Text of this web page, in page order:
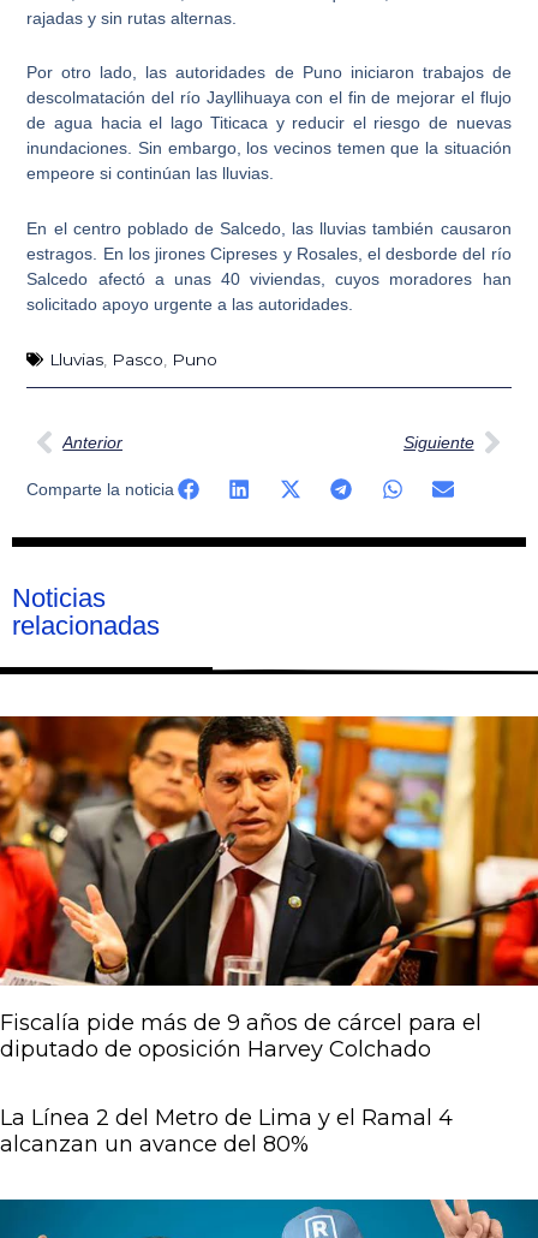
rajadas y sin rutas alternas.
Por otro lado, las autoridades de Puno iniciaron trabajos de
descolmatación del río Jayllihuaya con el fin de mejorar el flujo
de agua hacia el lago Titicaca y reducir el riesgo de nuevas
inundaciones. Sin embargo, los vecinos temen que la situación
empeore si continúan las lluvias.
En el centro poblado de Salcedo, las lluvias también causaron
estragos . En los jirones Cipreses y Rosales, el desborde del río
Salcedo afectó a unas 40 viviendas, cuyos moradores han
solicitado apoyo urgente a las autoridades.
Lluvias Pasco Puno
Ant
Anterior Siguiente
Comparte la noticia
Noticias
relacionadas
Fiscalía pide más de 9 años de cárcel para el
diputado de oposición Harvey Colchado
La Línea 2 del Metro de Lima y el Ramal 4
alcanzan un avance del 80%
Página
Página
Página
Página
Página